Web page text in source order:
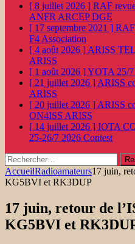
[ 8 juillet 2026 ] RAF
ANFR ARCEP DGE
[ 17 septembre 2021 ]
F4 Association
[ 4 août 2026 ] ARISS
ARISS
[ 1 août 2026 ]YOTA 25/7
[ 21 juillet 2026 ] ARISS
ARISS
[ 20 juillet 2026 ] ARISS
ON4ISS ARISS
[ 14 juillet 2026 ] IOTA
25-26/7 2026 Contest
Rechercher :
AccueilRadioamateurs17 juin,
KG5BVI et RK3DUP
17 juin, retour de
KG5BVI et